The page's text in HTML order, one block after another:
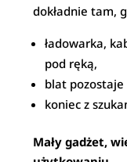
dokładnie tam,
ładowarka,
pod ręką,
blat pozostaje
koniec z
Mały gadżet,